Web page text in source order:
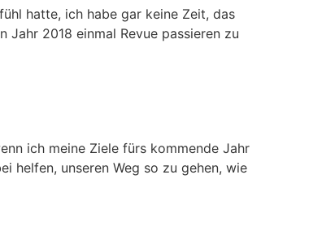
hatte, ich habe gar keine Zeit, das
2018 einmal Revue passieren zu
ich meine Ziele fürs kommende Jahr
helfen, unseren Weg so zu gehen, wie